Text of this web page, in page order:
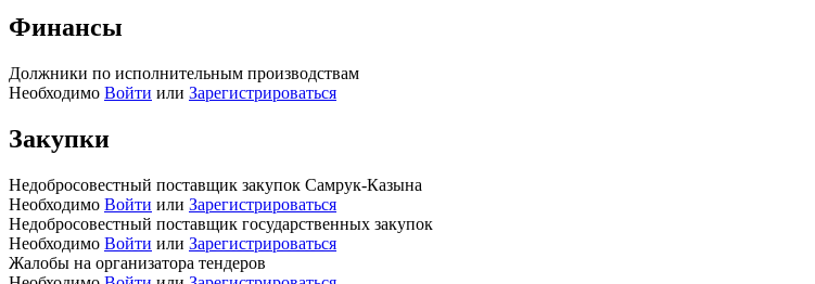
Финансы
Должники по исполнительным производствам
Необходимо Войти или Зарегистрироваться
Закупки
Недобросовестный поставщик закупок Самрук-Казына
Необходимо Войти или Зарегистрироваться
Недобросовестный поставщик государственных закупок
Необходимо Войти или Зарегистрироваться
Жалобы на организатора тендеров